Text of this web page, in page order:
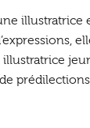
illustratrice
illustratrice